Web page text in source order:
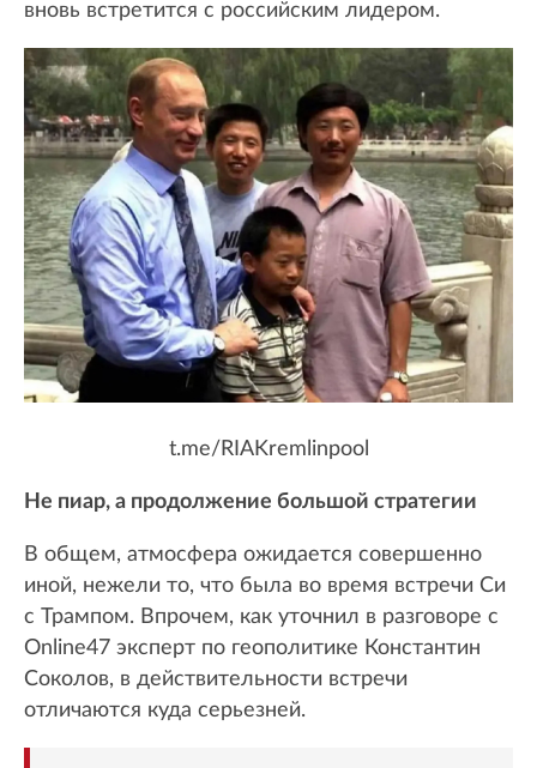
вновь встретится с российским лидером.
t.me/RIAKremlinpool
Не пиар, а продолжение большой стратегии
В общем, атмосфера ожидается совершенно
иной, нежели то, что была во время встречи Си
с Трампом. Впрочем, как уточнил в разговоре с
Online47 эксперт по геополитике Константин
Соколов, в действительности встречи
отличаются куда серьезней.